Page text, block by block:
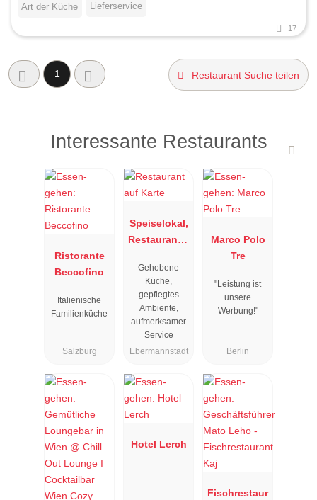
Art der Küche Lieferservice
17
1 Restaurant Suche teilen
Interessante Restaurants
Ristorante
Beccofino
Italienische
Familienküche
Salzburg
Speiselokal,
Restaurant "
"
Gehobene
Küche,
gepflegtes
Ambiente,
aufmerksamer
Service
Ebermannstadt
Marco Polo
Tre
"Leistung ist
unsere
Werbung!"
Berlin
Hotel Lerch
Fischrestaur